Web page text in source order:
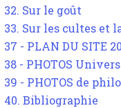
32. Sur le goût
33. Sur les cultes et
37 - PLAN DU SITE
38 - PHOTOS
39 - PHOTOS de
40. Bibliographie